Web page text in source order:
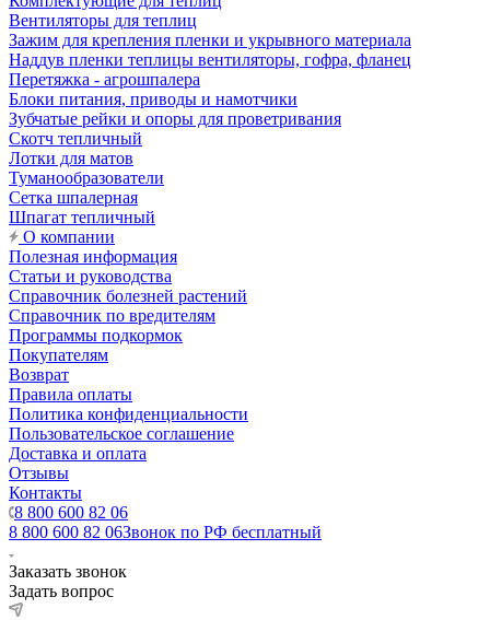
Вентиляторы для теплиц
Зажим для крепления пленки и укрывного материала
Наддув пленки теплицы вентиляторы, гофра, фланец
Перетяжка - агрошпалера
Блоки питания, приводы и намотчики
Зубчатые рейки и опоры для проветривания
Скотч тепличный
Лотки для матов
Туманообразователи
Сетка шпалерная
Шпагат тепличный
О компании
Полезная информация
Статьи и руководства
Справочник болезней растений
Справочник по вредителям
Программы подкормок
Покупателям
Возврат
Правила оплаты
Политика конфиденциальности
Пользовательское соглашение
Доставка и оплата
Отзывы
Контакты
8 800 600 82 06
8 800 600 82 06Звонок по РФ бесплатный
Заказать звонок
Задать вопрос